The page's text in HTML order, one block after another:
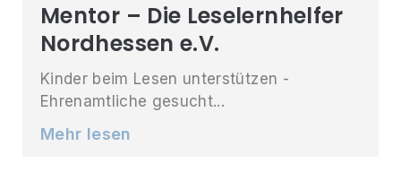
Mentor – Die Leselernhelfer
Nordhessen e.V.
Kinder beim Lesen unterstützen -
Ehrenamtliche gesucht...
Mehr lesen